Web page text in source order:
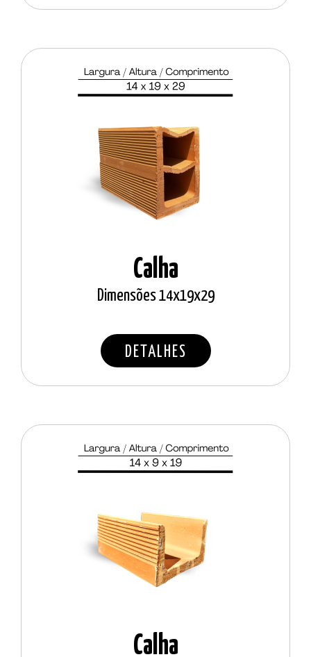
Calha
Dimensões 14x19x29
DETALHES
Calha